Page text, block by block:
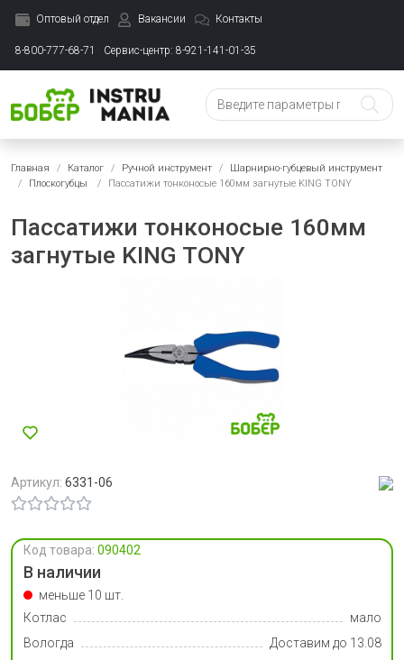
Оптовый отдел Вакансии Контакты
8-800-777-68-71 Сервис-центр: 8-921-141-01-35
Главная Каталог Ручной инструмент
Шарнирно-губцевый инструмент
Плоскогубцы
Пассатижи тонконосые 160мм загнутые KING TONY
Пассатижи тонконосые 160мм
загнутые KING TONY
Артикул: 6331-06
Код товара: 090402
В наличии
меньше 10 шт.
Котлас
мало
Вологда
Доставим до 13.08